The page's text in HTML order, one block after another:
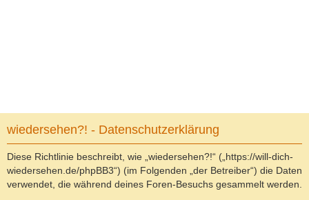
wiedersehen?! - Datenschutzerklärung
Diese Richtlinie beschreibt, wie „wiedersehen?!“ („https://will-dich-
wiedersehen.de/phpBB3“) (im Folgenden „der Betreiber“) die Daten
verwendet, die während deines Foren-Besuchs gesammelt werden.